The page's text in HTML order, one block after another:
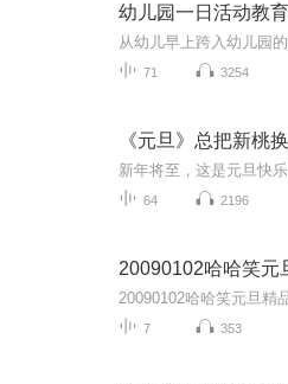
幼儿园一日活动教
71 3254
《元旦》总把新桃
新年将至，这是元旦快
64 2196
20090102哈哈笑元
20090102哈哈笑元旦精
7 353